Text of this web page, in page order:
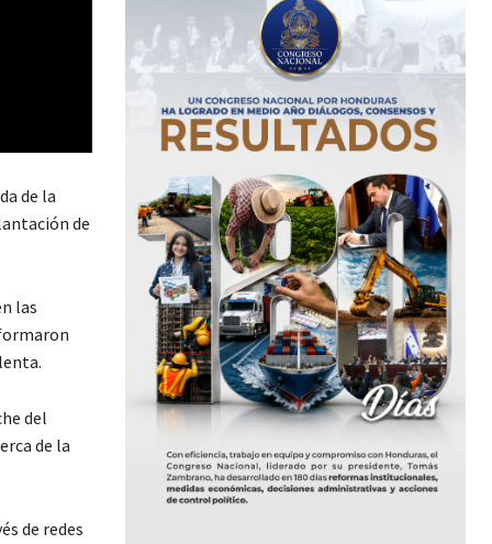
de la
de
las
del
de la
de redes